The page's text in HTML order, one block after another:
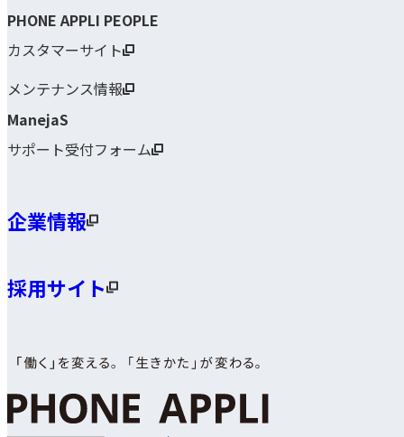
PHONE APPLI PEOPLE
カスタマーサイト
メンテナンス情報
ManejaS
サポート受付フォーム
企業情報
採用サイト